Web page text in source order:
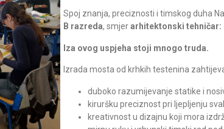
Spoj znanja, preciznosti i timskog duha
B razreda, smjerarhitektonski tehničar:
Iza ovog uspjeha stoji mnogo truda.
Izrada mosta od krhkih testenina
duboko razumijevanje statike i
kiruršku preciznost pri ljepljenju
kreativnost u dizajnu koji mora